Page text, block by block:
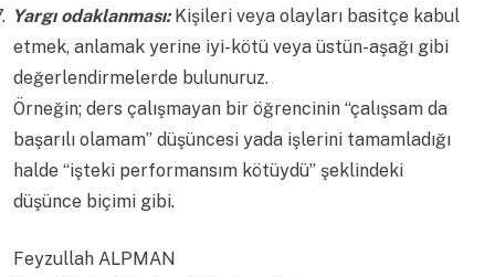
Yargı odaklanması:Kişileri veya olayları basitçe kabul
etmek, anlamak yerine iyi-kötü veya üstün-aşağı gibi
değerlendirmelerde bulunuruz.
Örneğin; ders çalışmayan bir öğrencinin “çalışsam da
başarılı olamam” düşüncesi yada işlerini tamamladığı
halde “işteki performansım kötüydü” şeklindeki
düşünce biçimi gibi.
Feyzullah ALPMAN